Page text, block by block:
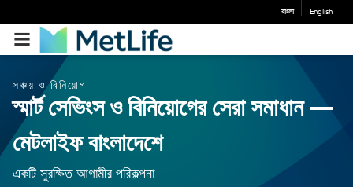
সঞ্চয় ও বিনিয়োগ
স্মার্ট সেভিংস ও বিনিয়োগের সেরা সমাধান —
মেটলাইফ বাংলাদেশে
একটি সুরক্ষিত আগামীর পরিকল্পনা
বাংলা English